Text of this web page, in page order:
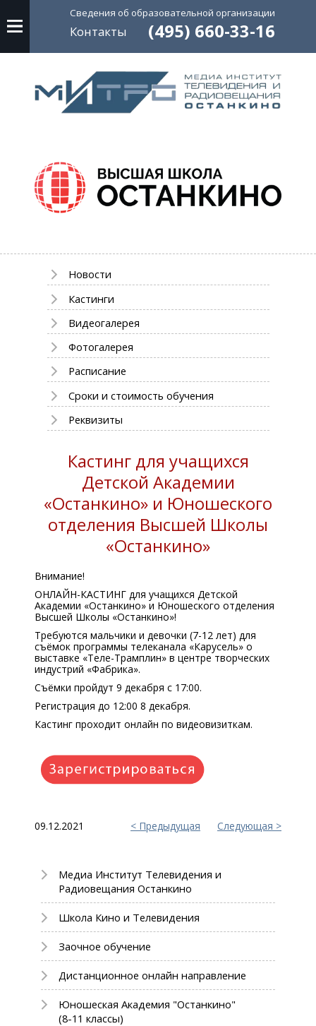
Сведения об образовательной организации
Контакты (495) 660-33-16
Новости
Кастинги
Видеогалерея
Фотогалерея
Расписание
Сроки и стоимость обучения
Реквизиты
Кастинг для учащихся
Детской Академии
«Останкино» и Юношеского
отделения Высшей Школы
«Останкино»
Внимание!
ОНЛАЙН-КАСТИНГ для учащихся Детской
Академии «Останкино» и Юношеского отделения
Высшей Школы «Останкино»!
Требуются мальчики и девочки (7-12 лет) для
съёмок программы телеканала «Карусель» о
выставке «Теле-Трамплин» в центре творческих
индустрий «Фабрика».
Съёмки пройдут 9 декабря с 17:00.
Регистрация до 12:00 8 декабря.
Кастинг проходит онлайн по видеовизиткам.
09.12.2021 Предыдущая Следующая
Медиа Институт Телевидения и
Радиовещания Останкино
Школа Кино и Телевидения
Заочное обучение
Дистанционное онлайн направление
Юношеская Академия "Останкино"
(8-11 классы)